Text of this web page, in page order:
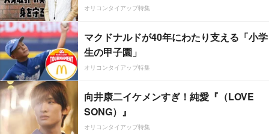
オリコンタイアップ特集
マクドナルドが40年にわたり支える「小学
生の甲子園」
オリコンタイアップ特集
向井康二イケメンすぎ！純愛『（LOVE
SONG）』
オリコンタイアップ特集